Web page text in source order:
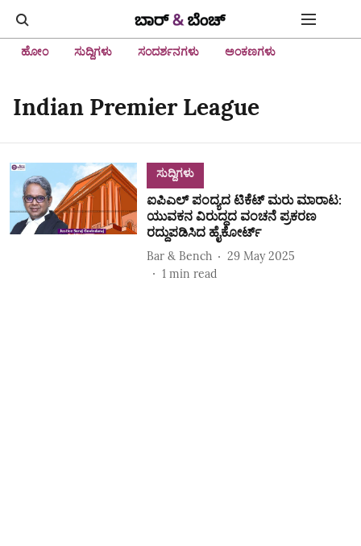
ಹೋಂ ಸುದ್ದಿಗಳು ಸಂದರ್ಶನಗಳು ಅಂಕಣಗಳು
Indian Premier League
ಸುದ್ದಿಗಳು
ಐಪಿಎಲ್‌ ಪಂದ್ಯದ ಟಿಕೆಟ್‌ ಮರು ಮಾರಾಟ:
ಯುವಕನ ವಿರುದ್ಧದ ವಂಚನೆ ಪ್ರಕರಣ
ರದ್ದುಪಡಿಸಿದ ಹೈಕೋರ್ಟ್‌
Bar & Bench
29 May 2025
1 min read